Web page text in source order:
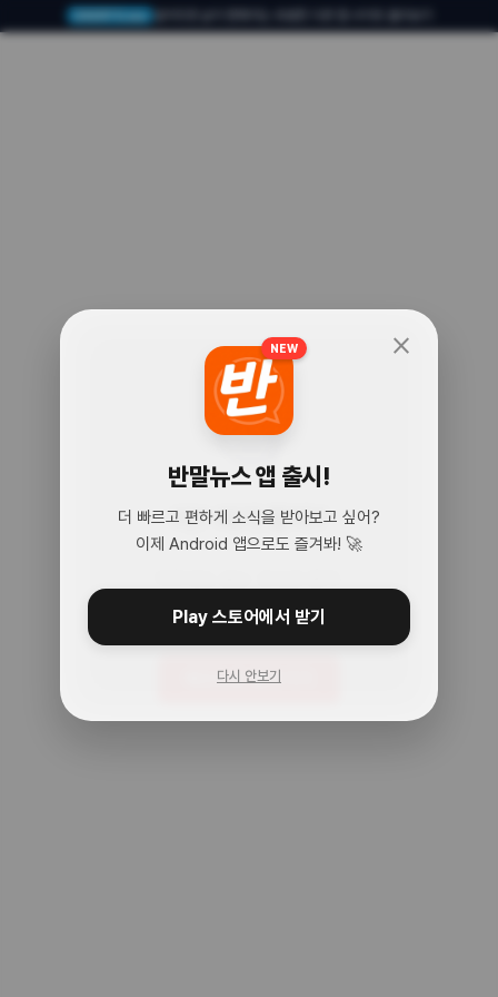
🧐
어? 여기 맞아?
주소를 다시 확인해봐!
메인으로 돌아가기
close
NEW
반말뉴스 앱 출시!
더 빠르고 편하게 소식을 받아보고 싶어?
이제 Android 앱으로도 즐겨봐! 🚀
Play 스토어에서 받기
다시 안보기